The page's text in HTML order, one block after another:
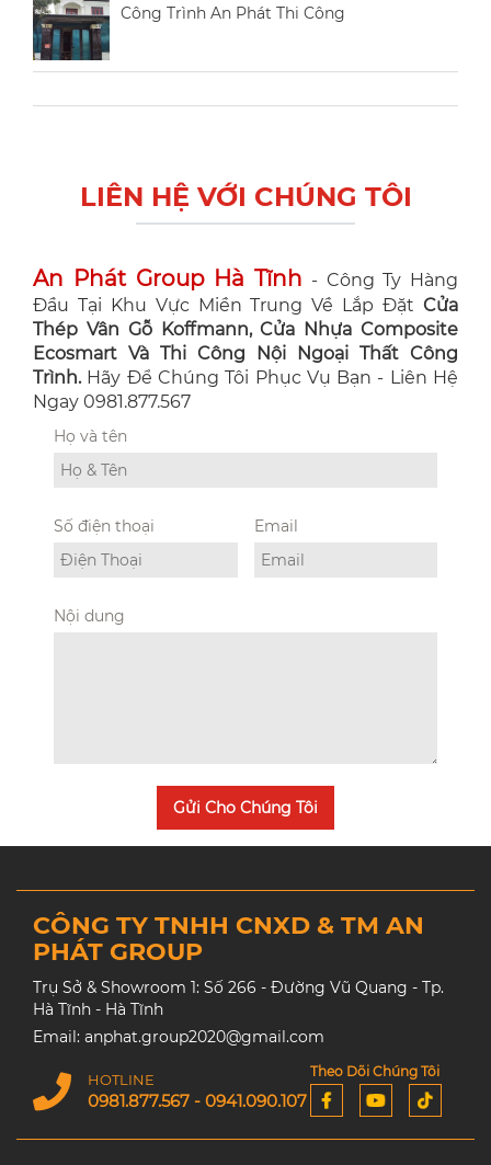
Công Trình An Phát Thi Công
LIÊN HỆ VỚI CHÚNG TÔI
An Phát Group Hà Tĩnh - Công Ty Hàng
Đầu Tại Khu Vực Miền Trung Về Lắp Đặt Cửa
Thép Vân Gỗ Koffmann, Cửa Nhựa Composite
Ecosmart Và Thi Công Nội Ngoại Thất Công
Trình. Hãy Để Chúng Tôi Phục Vụ Bạn - Liên Hệ
Ngay 0981.877.567
Họ và tên
Số điện thoại Email
Nội dung
Gửi Cho Chúng Tôi
CÔNG TY TNHH CNXD & TM AN
PHÁT GROUP
Trụ Sở & Showroom 1: Số 266 - Đường Vũ Quang - Tp.
Hà Tĩnh - Hà Tĩnh
Email: anphat.group2020@gmail.com
HOTLINE
0981.877.567 - 0941.090.107
Theo Dõi Chúng Tôi